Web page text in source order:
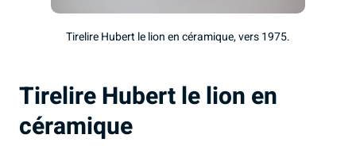
Tirelire Hubert le lion en céramique, vers 1975.
Tirelire Hubert le lion en
céramique